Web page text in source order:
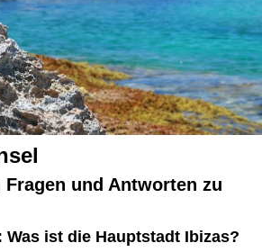
und Antworten zu
Was ist die Hauptstadt Ibizas?